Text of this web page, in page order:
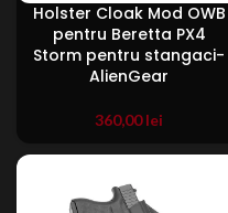
Holster Cloak Mod OWB
pentru Beretta PX4
Storm pentru stangaci-
AlienGear
360,00lei